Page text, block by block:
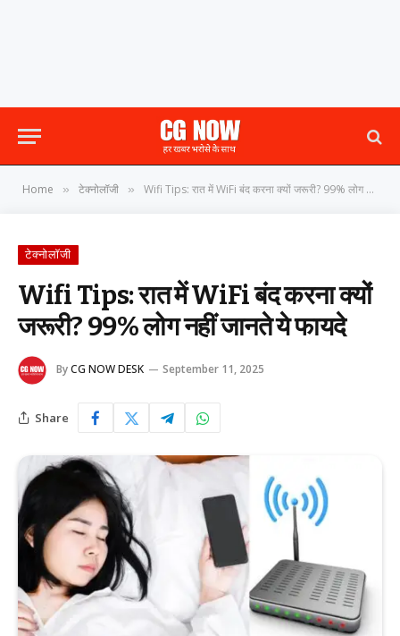
Home » टेक्नोलॉजी » Wifi Tips: रात में WiFi बंद करना क्यों जरूरी? 99% लोग नहीं जानते ये फायदे
टेक्नोलॉजी
Wifi Tips: रात में WiFi बंद करना क्यों
जरूरी? 99% लोग नहीं जानते ये फायदे
ByCG NOW DESK September 11, 2025
Share